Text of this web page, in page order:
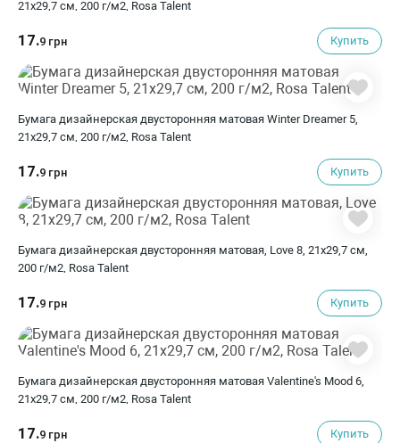
21х29,7 см, 200 г/м2, Rosa Talent
17.9 грн Купить
Бумага дизайнерская двусторонняя матовая Winter Dreamer 5,
21х29,7 см, 200 г/м2, Rosa Talent
17.9 грн Купить
Бумага дизайнерская двусторонняя матовая, Love 8, 21х29,7 см,
200 г/м2, Rosa Talent
17.9 грн Купить
Бумага дизайнерская двусторонняя матовая Valentine's Mood 6,
21х29,7 см, 200 г/м2, Rosa Talent
17.9 грн Купить